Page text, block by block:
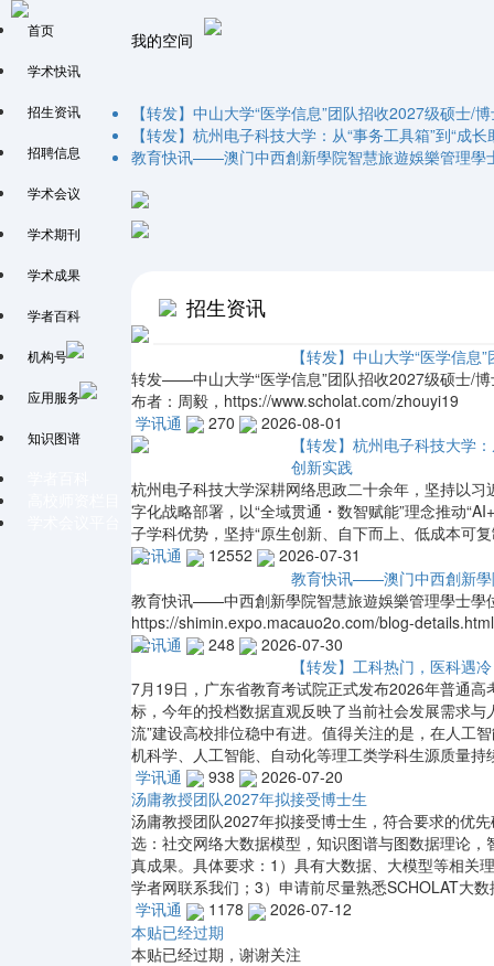
首页
学术快讯
招生资讯
招聘信息
学术会议
学术期刊
学术成果
学者百科
机构号
应用服务
知识图谱
我的空间
【转发】中山大学“医学信息”团队招收2027级硕士/
【转发】杭州电子科技大学：从“事务工具箱”到“
教育快讯——澳门中西創新學院智慧旅遊娛樂管理學
招生资讯
【转发】中山大学“医学信
转发——中山大学“医学信息”团队招收2027级硕士/
布者：周毅，https://www.scholat.com/zhouyi19
学讯通
270
2026-08-01
【转发】杭州电子科技大学
创新实践
杭州电子科技大学深耕网络思政二十余年，坚持以
字化战略部署，以“全域贯通・数智赋能”理念推动
子学科优势，坚持“原生创新、自下而上、低成本可
学讯通
12552
2026-07-31
教育快讯——澳门中西創新學
教育快讯——中西創新學院智慧旅遊娛樂管理學士學
https://shimin.expo.macauo2o.com/blog-
学讯通
248
2026-07-30
【转发】工科热门，医科遇
7月19日，广东省教育考试院正式发布2026年普通
标，今年的投档数据直观反映了当前社会发展需求
流”建设高校排位稳中有进。值得关注的是，在人工
机科学、人工智能、自动化等理工类学科生源质量持
学讯通
938
2026-07-20
汤庸教授团队2027年拟接受博士生
汤庸教授团队2027年拟接受博士生，符合要求的优
选：社交网络大数据模型，知识图谱与图数据理论
真成果。具体要求：1）具有大数据、大模型等相关
学者网联系我们；3）申请前尽量熟悉SCHOLAT大数
学讯通
1178
2026-07-12
本贴已经过期
本贴已经过期，谢谢关注